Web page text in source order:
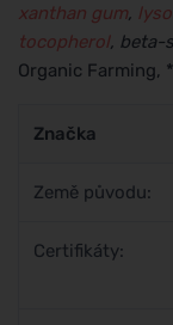
xanthan gum,
tocopherol, beta-
Organic Farming,
Značka
Země původu:
Certifikáty: